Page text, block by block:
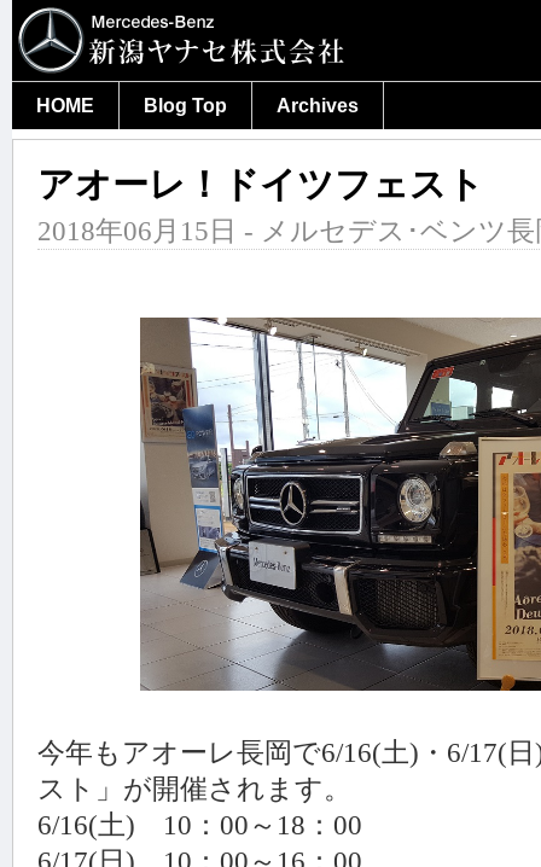
HOME Blog Top Archives
アオーレ！ドイツフェスト
2018年06月15日 - メルセデス･ベンツ
今年もアオーレ長岡で6/16(土)・6/17(
スト」が開催されます。
6/16(土) 10：00～18：00